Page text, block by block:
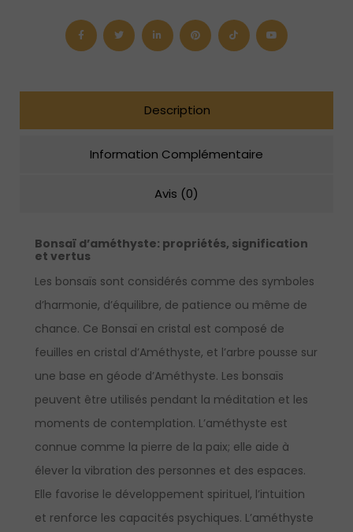
Description
Information Complémentaire
Avis (0)
Bonsaï d’améthyste: propriétés, signification
et vertus
Les bonsaïs sont considérés comme des symboles
d’harmonie, d’équilibre, de patience ou même de
chance. Ce Bonsaï en cristal est composé de
feuilles en cristal d’Améthyste, et l’arbre pousse sur
une base en géode d’Améthyste. Les bonsaïs
peuvent être utilisés pendant la méditation et les
moments de contemplation. L’améthyste est
connue comme la pierre de la paix; elle aide à
élever la vibration des personnes et des espaces.
Elle favorise le développement spirituel, l’intuition
et renforce les capacités psychiques. L’améthyste